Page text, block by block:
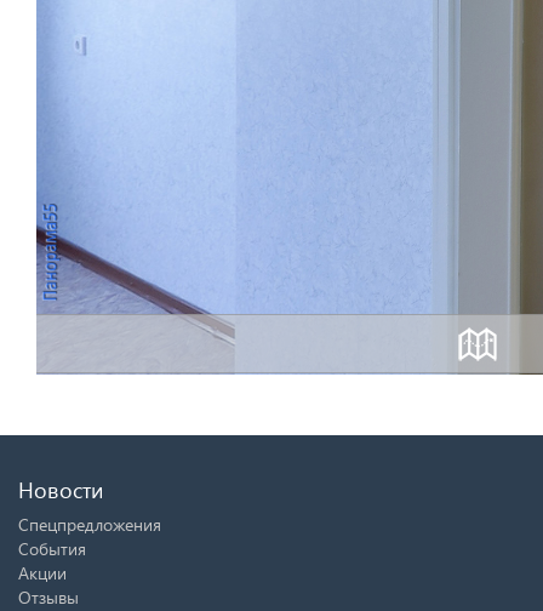
Новости
Спецпредложения
События
Акции
Отзывы